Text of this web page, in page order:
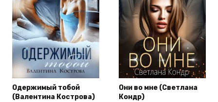
Одержимый тобой
(Валентина Кострова)
Они во мне (Светлана
Кондр)